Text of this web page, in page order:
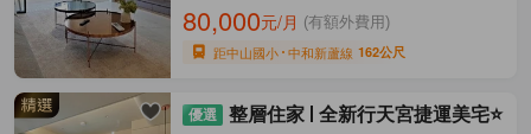
80,000元/月 (有額外費用)
距中山國小 中和新蘆線 162公尺
整層住家 全新行天宮捷運美宅⭐